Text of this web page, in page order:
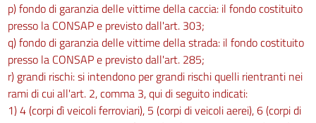
p) fondo di garanzia delle vittime della caccia: il fondo costituito
presso la CONSAP e previsto dall'art. 303;
q) fondo di garanzia delle vittime della strada: il fondo costituito
presso la CONSAP e previsto dall'art. 285;
r) grandi rischi: si intendono per grandi rischi quelli rientranti nei
rami di cui all'art. 2, comma 3, qui di seguito indicati:
1) 4 (corpi dì veicoli ferroviari), 5 (corpi di veicoli aerei), 6 (corpi di